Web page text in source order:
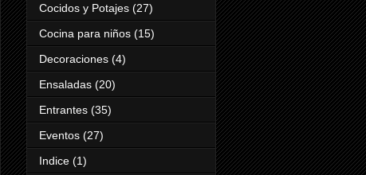
Cocidos y Potajes (27)
Cocina para niños (15)
Decoraciones (4)
Ensaladas (20)
Entrantes (35)
Eventos (27)
Indice (1)